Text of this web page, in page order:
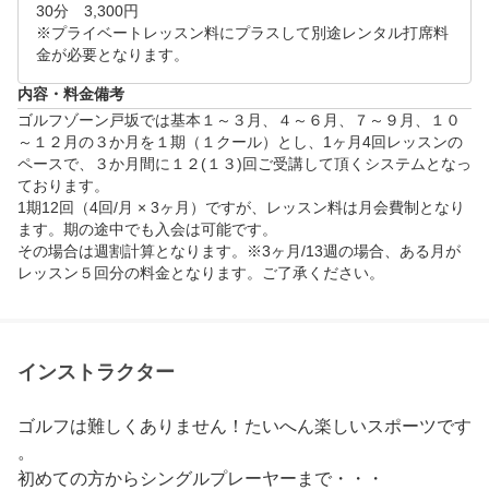
30分　3,300円
※プライベートレッスン料にプラスして別途レンタル打席料
金が必要となります。
内容・料金備考
ゴルフゾーン戸坂では基本１～３月、４～６月、７～９月、１０
～１２月の３か月を１期（１クール）とし、1ヶ月4回レッスンの
ペースで、３か月間に１２(１３)回ご受講して頂くシステムとなっ
ております。
1期12回（4回/月 × 3ヶ月）ですが、レッスン料は月会費制となり
ます。期の途中でも入会は可能です。
その場合は週割計算となります。※3ヶ月/13週の場合、ある月が
レッスン５回分の料金となります。ご了承ください。
インストラクター
ゴルフは難しくありません！たいへん楽しいスポーツです
。
初めての方からシングルプレーヤーまで・・・